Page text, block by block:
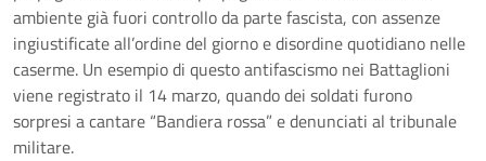
ambiente già fuori controllo da parte fascista, con assenze
ingiustificate all’ordine del giorno e disordine quotidiano nelle
caserme. Un esempio di questo antifascismo nei Battaglioni
viene registrato il 14 marzo, quando dei soldati furono
sorpresi a cantare “Bandiera rossa” e denunciati al tribunale
militare.